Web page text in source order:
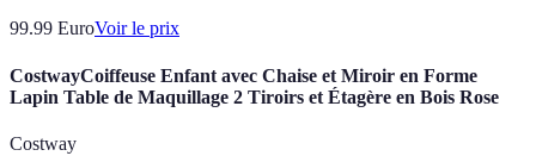
99.99 EuroVoir le prix
CostwayCoiffeuse Enfant avec Chaise et Miroir en Forme
Lapin Table de Maquillage 2 Tiroirs et Étagère en Bois Rose
Costway